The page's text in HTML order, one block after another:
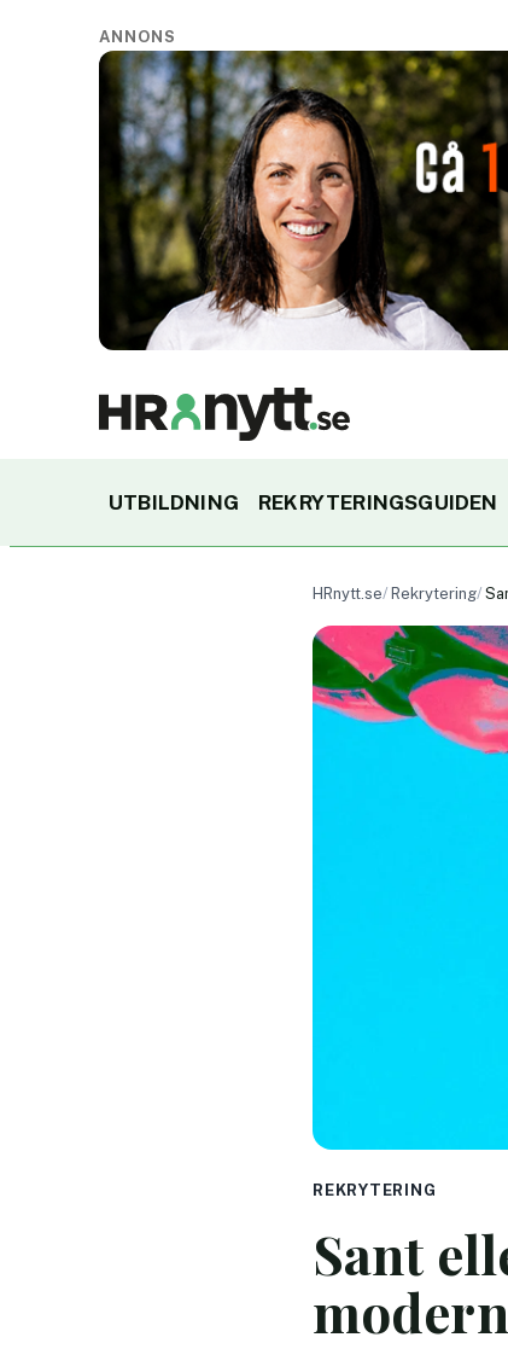
ANNONS
UTBILDNING REKRYTERINGSGUIDEN
HRnytt.se Rekrytering
REKRYTERING
Sant